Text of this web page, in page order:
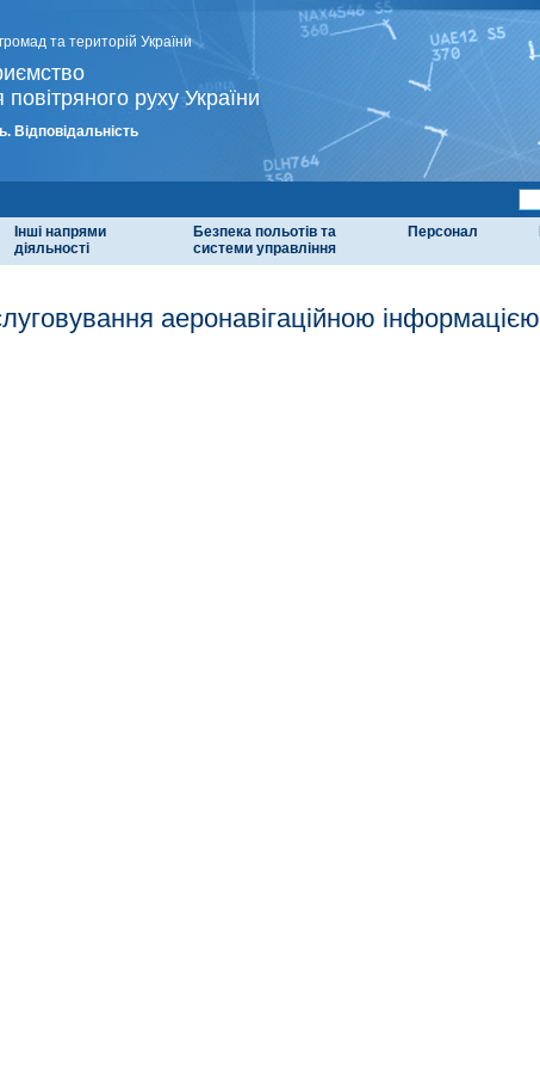
та територій України
руху України
Відповідальність
Інші напрями
діяльності
Безпека польотів та
системи управління
Персонал
аеронавігаційною інформацією